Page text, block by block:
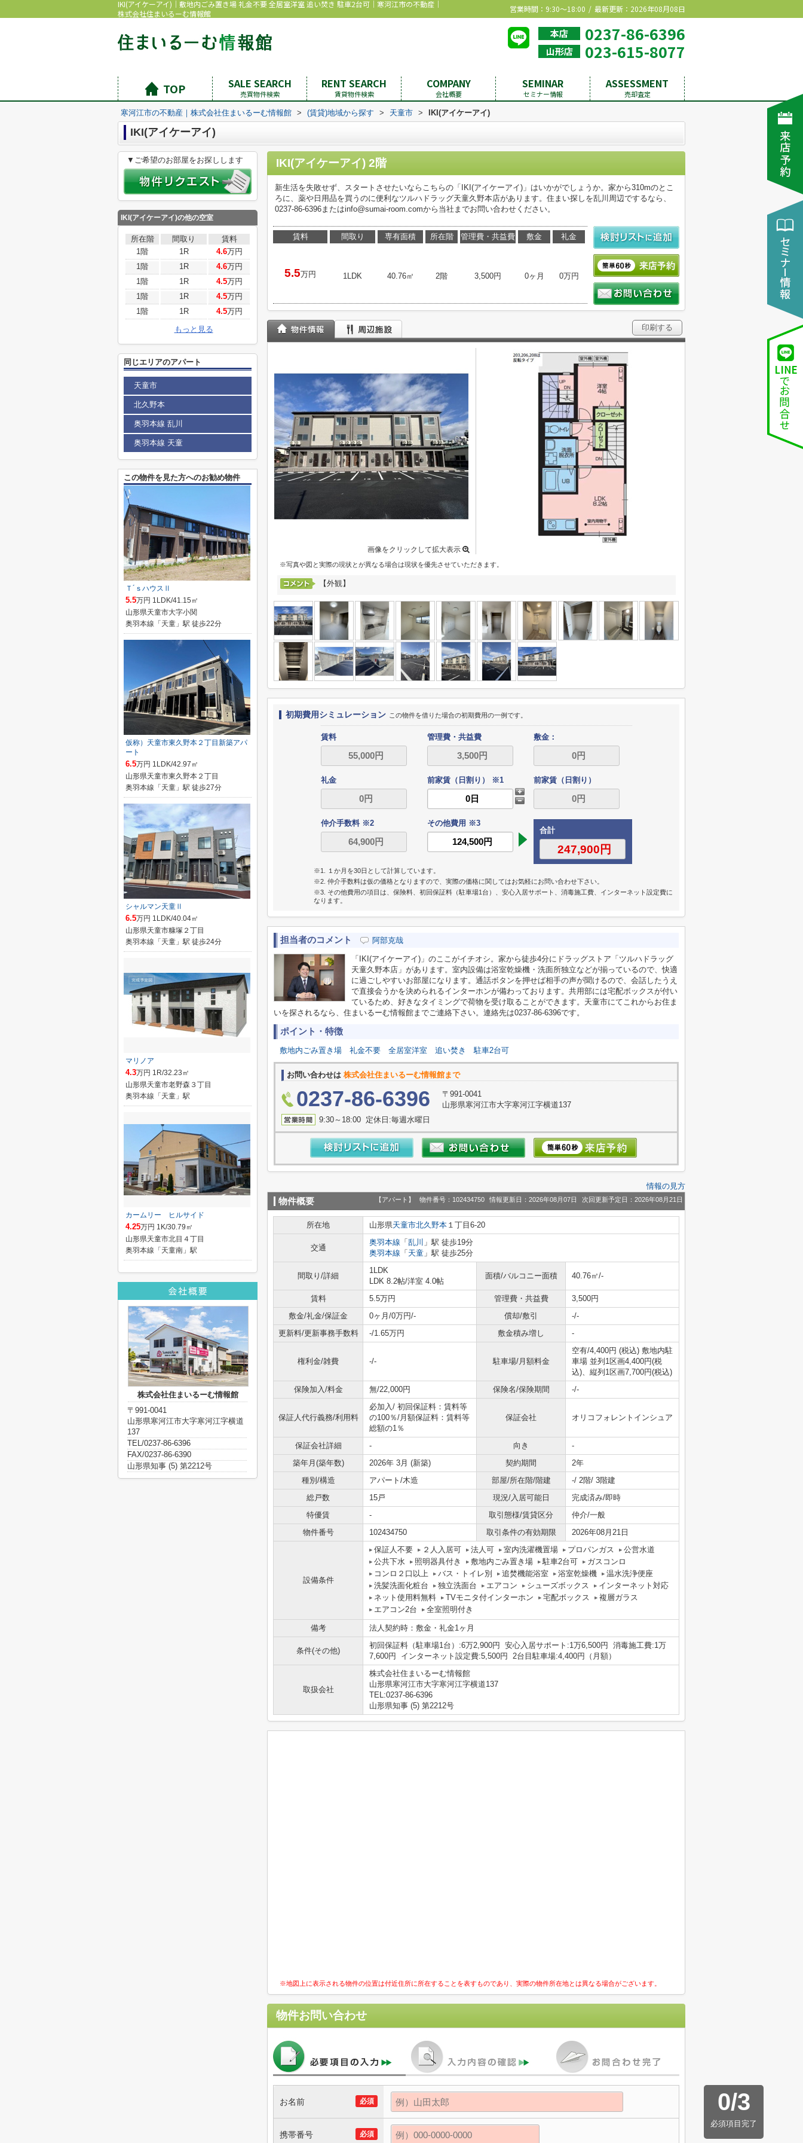
IKI(アイケーアイ)｜敷地内ごみ置き場 礼金不要 全居室洋室 追い焚き 駐車2台可｜寒河江市の不動産｜
株式会社住まいるーむ情報館
営業時間：9:30～18:00 最新更新：2026年08月08日
本店 0237-86-6396
山形店 023-615-8077
TOP SALE SEARCH
売買物件検索
RENT SEARCH
賃貸物件検索
COMPANY
会社概要
SEMINAR
セミナー情報
ASSESSMENT
売却査定
寒河江市の不動産｜株式会社住まいるーむ情報館 > (賃貸)地域から探す > 天童市 > IKI(アイケーアイ)
IKI(アイケーアイ)
IKI(アイケーアイ) 2階
新生活を失敗せず、スタートさせたいならこちらの「IKI(アイケーアイ)」はいかがでしょうか。家から310mのとこ
ろに、薬や日用品を買うのに便利なツルハドラッグ天童久野本店があります。住まい探しを乱川周辺でするなら、
0237-86-6396またはinfo@sumai-room.comから当社までお問い合わせください。
賃料
5.5万円
間取り
1LDK
専有面積
40.76㎡
所在階
2階
管理費・共益費
3,500円
敷金
0ヶ月
礼金
0万円
印刷する
画像をクリックして拡大表示
※写真や図と実際の現状とが異なる場合は現状を優先させていただきます。
【外観】
初期費用シミュレーション この物件を借りた場合の初期費用の一例です。
賃料 管理費・共益費 敷金：
礼金 前家賃（日割り） ※1 前家賃（日割り）
仲介手数料 ※2
その他費用 ※3
合計
※1. １か月を30日として計算しています。
※2. 仲介手数料は仮の価格となりますので、実際の価格に関してはお気軽にお問い合わせ下さい。
※3. その他費用の項目は、保険料、初回保証料（駐車場1台）、安心入居サポート、消毒施工費、インターネット設定費に
なります。
担当者のコメント 阿部克哉
「IKI(アイケーアイ)」のここがイチオシ。家から徒歩4分にドラッグストア「ツルハドラッグ
天童久野本店」があります。室内設備は浴室乾燥機・洗面所独立などが揃っているので、快適
に過ごしやすいお部屋になります。通話ボタンを押せば相手の声が聞けるので、会話したうえ
で直接会うかを決められるインターホンが備わっております。共用部には宅配ボックスが付い
ているため、好きなタイミングで荷物を受け取ることができます。天童市にてこれからお住ま
いを探されるなら、住まいるーむ情報館までご連絡下さい。連絡先は0237-86-6396です。
ポイント・特徴
敷地内ごみ置き場 礼金不要 全居室洋室 追い焚き 駐車2台可
お問い合わせは 株式会社住まいるーむ情報館まで
0237-86-6396
〒991-0041
山形県寒河江市大字寒河江字横道137
9:30～18:00 定休日:毎週水曜日
情報の見方
物件概要 【アパート】 物件番号：102434750 情報更新日：2026年08月07日 次回更新予定日：2026年08月21日
所在地 山形県天童市北久野本 １丁目6-20
交通
奥羽本線 「 乱川 」駅 徒歩19分
奥羽本線 「 天童 」駅 徒歩25分
間取り/詳細
1LDK
LDK 8.2帖/洋室 4.0帖
面積/バルコニー面積 40.76㎡/-
賃料 5.5万円 管理費・共益費
3,500円
敷金/礼金/保証金
0ヶ月/0万円/- 償却/敷引
-/-
更新料/更新事務手数料
-/1.65万円 敷金積み増し -
権利金/雑費 -/- 駐車場/月額料金
空有/4,400円 (税込) 敷地内駐
車場 並列1区画4,400円(税
込)、縦列1区画7,700円(税込)
保険加入/料金
無/22,000円 保険名/保険期間 -/-
保証人代行義務/利用料
必加入/ 初回保証料：賃料等
の100％/月額保証料：賃料等
総額の1％
保証会社 オリコフォレントインシュア
保証会社詳細 - 向き
-
築年月(築年数)
2026年 3月 (新築) 契約期間
2年
種別/構造
アパート/木造 部屋/所在階/階建
-/ 2階/ 3階建
総戸数
15戸 現況/入居可能日
完成済み/即時
特優賃
- 取引態様/賃貸区分
仲介/一般
物件番号
102434750 取引条件の有効期限 2026年08月21日
設備条件
保証人不要 ２人入居可 法人可 室内洗濯機置場 プロパンガス
公営水道
公共下水
照明器具付き 敷地内ごみ置き場 駐車2台可
ガスコンロ
コンロ２口以上
バス・トイレ別 追焚機能浴室 浴室乾燥機
温水洗浄便座
洗髪洗面化粧台
独立洗面台 エアコン シューズボックス
インターネット対応
ネット使用料無料
TVモニタ付インターホン 宅配ボックス
複層ガラス
エアコン2台
全室照明付き
備考 法人契約時：敷金・礼金1ヶ月
条件(その他)
初回保証料（駐車場1台）:6万2,900円 安心入居サポート:1万6,500円 消毒施工費:1万
7,600円 インターネット設定費:5,500円 2台目駐車場:4,400円（月額）
取扱会社
株式会社住まいるーむ情報館
山形県寒河江市大字寒河江字横道137
TEL:0237-86-6396
山形県知事 (5) 第2212号
※地図上に表示される物件の位置は付近住所に所在することを表すものであり、実際の物件所在地とは異なる場合がございます。
物件お問い合わせ
0/3
必須項目完了
必須
お名前
必須
携帯番号
▼ご希望のお部屋をお探しします
IKI(アイケーアイ)の他の空室
所在階 間取り
賃料
1階
1R 4.6万円
1階
1R 4.6万円
1階
1R 4.5万円
1階
1R 4.5万円
1階
1R 4.5万円
もっと見る
同じエリアのアパート
天童市
北久野本
奥羽本線 乱川
奥羽本線 天童
この物件を見た方へのお勧め物件
Ｔ´ｓハウスⅡ
5.5万円 1LDK/41.15㎡
山形県天童市大字小関
奥羽本線「天童」駅 徒歩22分
仮称）天童市東久野本２丁目新築アパ
ート
6.5万円 1LDK/42.97㎡
山形県天童市東久野本２丁目
奥羽本線「天童」駅 徒歩27分
シャルマン天童Ⅱ
6.5万円 1LDK/40.04㎡
山形県天童市糠塚２丁目
奥羽本線「天童」駅 徒歩24分
マリノア
4.3万円 1R/32.23㎡
山形県天童市老野森３丁目
奥羽本線「天童」駅
カームリー ヒルサイド
4.25万円 1K/30.79㎡
山形県天童市北目４丁目
奥羽本線「天童南」駅
株式会社住まいるーむ情報館
〒991-0041
山形県寒河江市大字寒河江字横道
137
TEL/0237-86-6396
FAX/0237-86-6390
山形県知事 (5) 第2212号